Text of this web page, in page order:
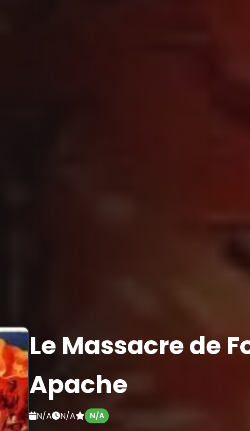
Le Massacre de
Apache
N/A N/A N/A